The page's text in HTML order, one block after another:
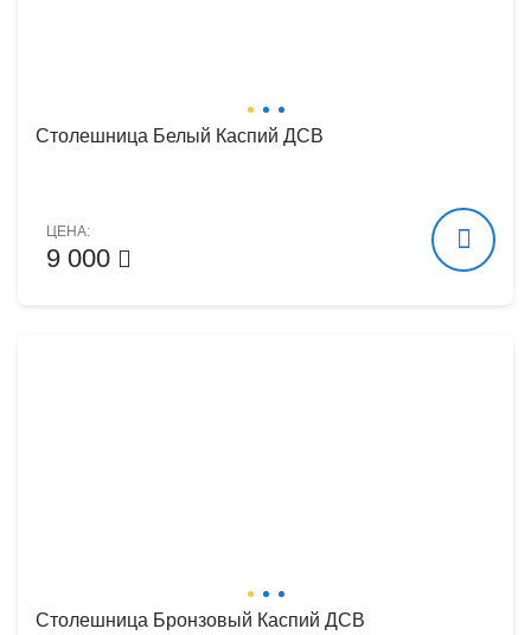
Столешница Белый Каспий ДСВ
ЦЕНА:
9 000
Столешница Бронзовый Каспий ДСВ